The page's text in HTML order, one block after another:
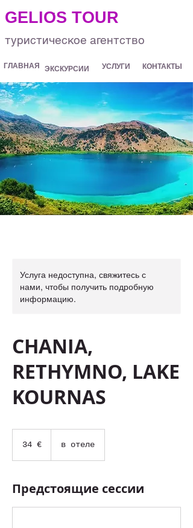
.
GELIOS TOUR
туристическое агентство
ЭКСКУРСИИ
ГЛАВНАЯ КОНТАКТЫ
УСЛУГИ
Услуга недоступна, свяжитесь с
нами, чтобы получить подробную
информацию.
CHANIA,
RETHYMNO, LAKE
KOURNAS
34 € в отеле
Предстоящие сессии